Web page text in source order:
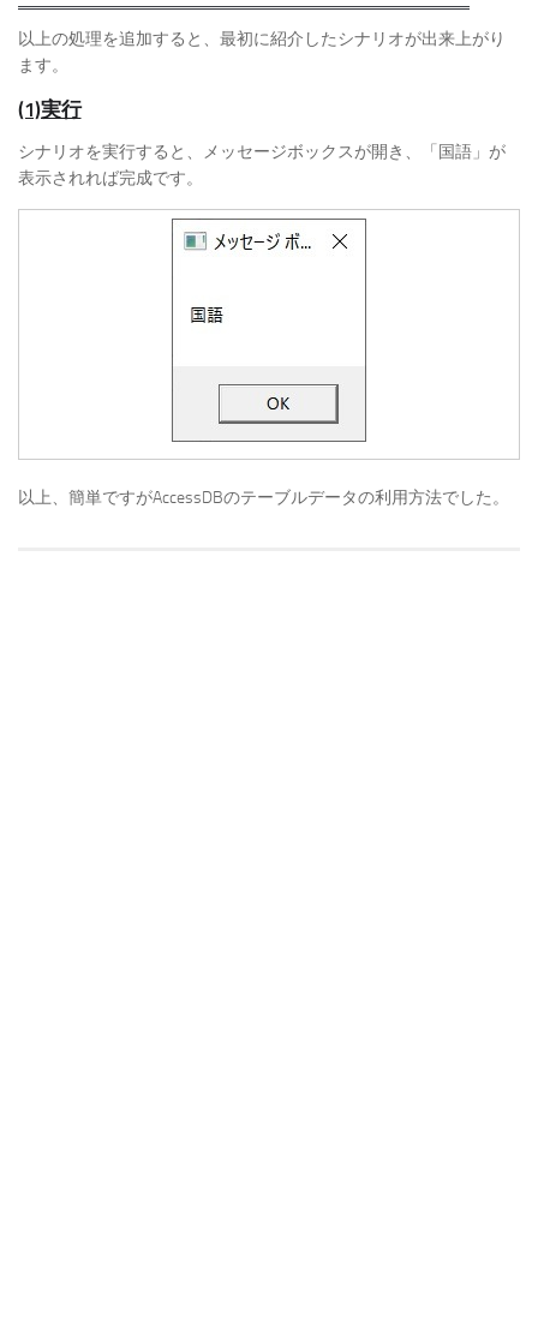
以上の処理を追加すると、最初に紹介したシナリオが出来上がり
ます。
(1)実行
シナリオを実行すると、メッセージボックスが開き、「国語」が
表示されれば完成です。
以上、簡単ですがAccessDBのテーブルデータの利用方法でした。